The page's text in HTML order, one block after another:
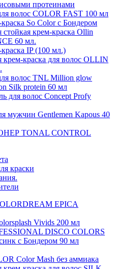
протеинами
волос COLOR FAST 100 мл
So Color с Бондером
крем-краска Ollin
60 мл.
IP (100 мл.)
крем-краска для волос OLLIN
волос TNL Million glow
Silk protein 60 мл
для волос Concept Profy
мужчин Gentlemen Kapous 40
TONAL CONTROL
краски
EPICA
Vivids 200 мл
DISCO COLORS
с Бондером 90 мл
Color Mash без аммиака